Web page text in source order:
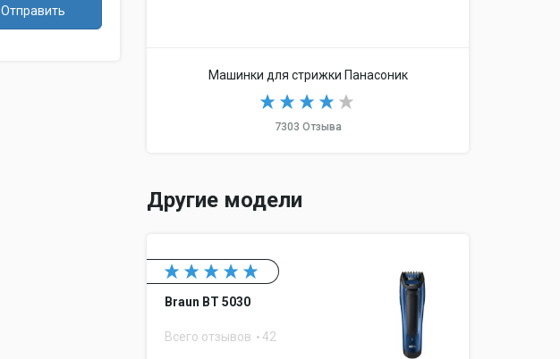
Отправить
Машинки для стрижки Панасоник
7303 Отзыва
Другие модели
Braun BT 5030
Всего отзывов 42